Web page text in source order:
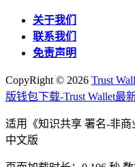
关于我们
联系我们
免责声明
CopyRight © 2026 Trust
版钱包下载-Trust Wallet最
适用《知识共享 署名-非
中文版